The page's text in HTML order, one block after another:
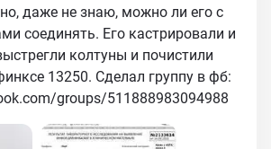
даже не знаю, можно ли его с
соединять. Его кастрировали и
колтуны и почистили
13250. Сделал группу в фб:
groups/511888983094988